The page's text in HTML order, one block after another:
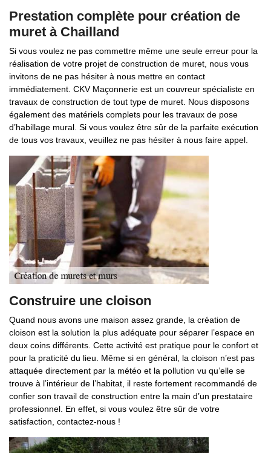
Prestation complète pour création de
muret à Chailland
Si vous voulez ne pas commettre même une seule erreur pour la
réalisation de votre projet de construction de muret, nous vous
invitons de ne pas hésiter à nous mettre en contact
immédiatement. CKV Maçonnerie est un couvreur spécialiste en
travaux de construction de tout type de muret. Nous disposons
également des matériels complets pour les travaux de pose
d’habillage mural. Si vous voulez être sûr de la parfaite exécution
de tous vos travaux, veuillez ne pas hésiter à nous faire appel.
Construire une cloison
Quand nous avons une maison assez grande, la création de
cloison est la solution la plus adéquate pour séparer l’espace en
deux coins différents. Cette activité est pratique pour le confort et
pour la praticité du lieu. Même si en général, la cloison n’est pas
attaquée directement par la météo et la pollution vu qu’elle se
trouve à l’intérieur de l’habitat, il reste fortement recommandé de
confier son travail de construction entre la main d’un prestataire
professionnel. En effet, si vous voulez être sûr de votre
satisfaction, contactez-nous !